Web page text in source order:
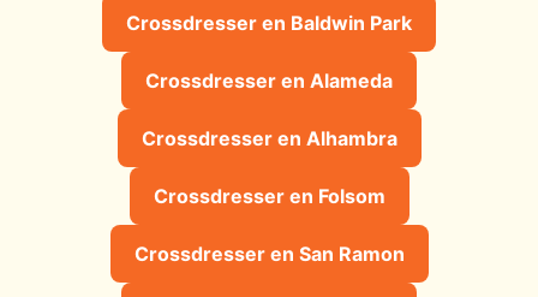
Crossdresser en Baldwin Park
Crossdresser en Alameda
Crossdresser en Alhambra
Crossdresser en Folsom
Crossdresser en San Ramon